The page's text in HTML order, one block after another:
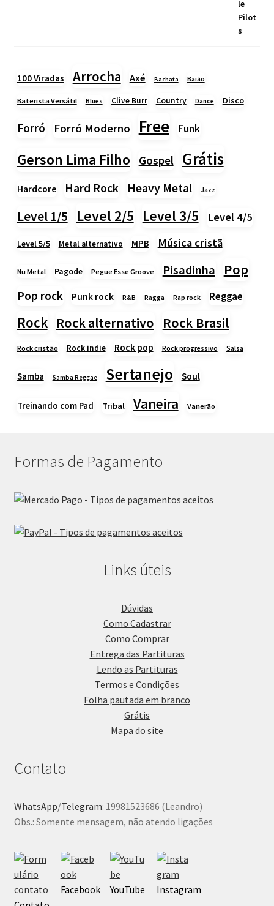
100 Viradas Arrocha Axé Bachata Baião
Baterista Versátil Blues Clive Burr Country Dance Disco
Forró Forró Moderno Free Funk
Gerson Lima Filho Gospel Grátis
Hardcore Hard Rock Heavy Metal Jazz
Level 1/5 Level 2/5 Level 3/5 Level 4/5
Level 5/5 Metal alternativo MPB Música cristã
Nu Metal Pagode Pegue Esse Groove Pisadinha Pop
Pop rock Punk rock R&B Ragga Rap rock Reggae
Rock Rock alternativo Rock Brasil
Rock cristão Rock indie Rock pop Rock progressivo Salsa
Samba Samba Reggae Sertanejo Soul
Treinando com Pad Tribal Vaneira Vanerão
Formas de Pagamento
Links úteis
Dúvidas
Como Cadastrar
Como Comprar
Entrega das Partituras
Lendo as Partituras
Termos e Condições
Folha pautada em branco
Grátis
Mapa do site
Contato
WhatsApp/Telegram: 19981523686 (Leandro)
Obs.: Somente mensagem, não atendo ligações
Facebook YouTube Instagram